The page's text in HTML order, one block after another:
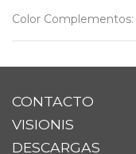
Color Complementos:
CONTACTO
VISIONIS
DESCARGAS